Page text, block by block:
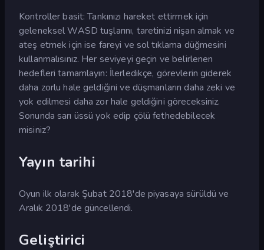
Kontroller basit: Tankınızı hareket ettirmek için
geleneksel WASD tuşlarını, taretinizi nişan almak ve
ateş etmek için ise fareyi ve sol tıklama düğmesini
kullanmalısınız. Her seviyeyi geçin ve belirlenen
hedefleri tamamlayın: İlerledikçe, görevlerin giderek
daha zorlu hale geldiğini ve düşmanların daha zeki ve
yok edilmesi daha zor hale geldiğini göreceksiniz.
Sonunda sarı üssü yok edip çölü fethedebilecek
misiniz?
Yayın tarihi
Oyun ilk olarak Şubat 2018'de piyasaya sürüldü ve
Aralık 2018'de güncellendi.
Geliştirici